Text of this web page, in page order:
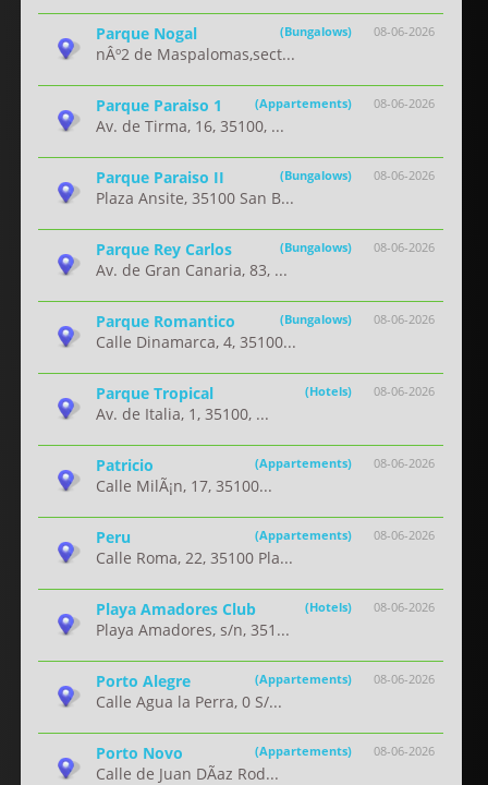
08-06-2026
Parque Nogal (Bungalows)
nÂº2 de Maspalomas,sect...
08-06-2026
Parque Paraiso 1 (Appartements)
Av. de Tirma, 16, 35100, ...
08-06-2026
Parque Paraiso II (Bungalows)
Plaza Ansite, 35100 San B...
08-06-2026
Parque Rey Carlos (Bungalows)
Av. de Gran Canaria, 83, ...
08-06-2026
Parque Romantico (Bungalows)
Calle Dinamarca, 4, 35100...
08-06-2026
Parque Tropical (Hotels)
Av. de Italia, 1, 35100, ...
08-06-2026
Patricio (Appartements)
Calle MilÃ¡n, 17, 35100...
08-06-2026
Peru (Appartements)
Calle Roma, 22, 35100 Pla...
08-06-2026
Playa Amadores Club (Hotels)
Playa Amadores, s/n, 351...
08-06-2026
Porto Alegre (Appartements)
Calle Agua la Perra, 0 S/...
08-06-2026
Porto Novo (Appartements)
Calle de Juan DÃ­az Rod...